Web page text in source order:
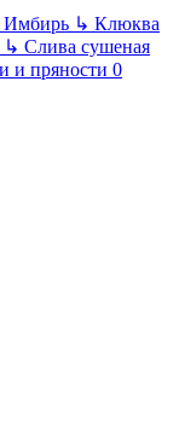
Имбирь ↳ Клюква
↳ Слива сушеная